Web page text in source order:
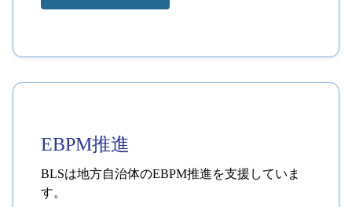
EBPM推進
BLSは地方自治体のEBPM推進を支援していま
す。